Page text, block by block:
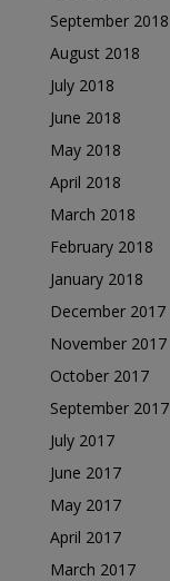
September 2018
August 2018
July 2018
June 2018
May 2018
April 2018
March 2018
February 2018
January 2018
December 2017
November 2017
October 2017
September 2017
July 2017
June 2017
May 2017
April 2017
March 2017